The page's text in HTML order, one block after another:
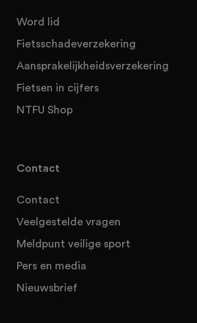
Word lid
Fietsschadeverzekering
Aansprakelijkheidsverzekering
Fietsen in cijfers
NTFU Shop
Contact
Contact
Veelgestelde vragen
Meldpunt veilige sport
Pers en media
Nieuwsbrief